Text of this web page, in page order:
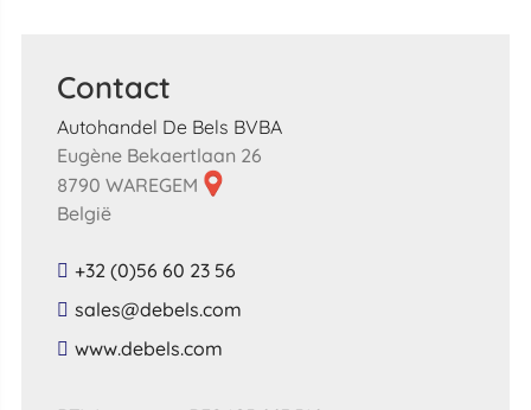
Contact
Autohandel De Bels BVBA
Eugène Bekaertlaan 26
8790 WAREGEM
België
+32 (0)56 60 23 56
​sales​@​debels​.​com​
​www​.​debels​.​com​